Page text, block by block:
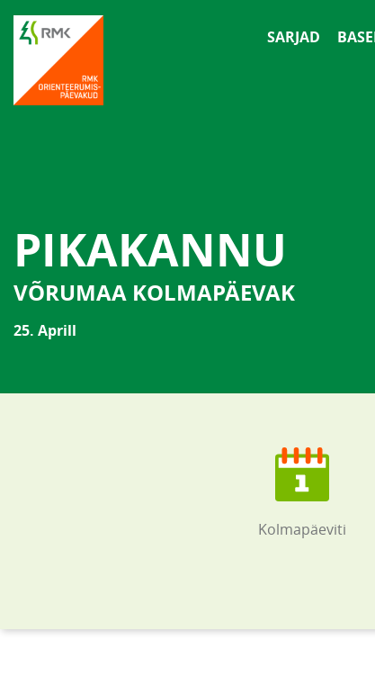
SARJAD
PIKAKANNU
VÕRUMAA KOLMAPÄEVAK
25. Aprill
Kolmapäeviti